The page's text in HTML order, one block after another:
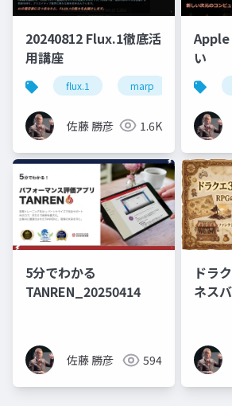
20240812 Flux.1徹底活
用講座
flux.1 marp 生成ai
佐藤 勝彦 1.6K
い
5分でわかる
TANREN_20250414
佐藤 勝彦 594
ドラ
ネス